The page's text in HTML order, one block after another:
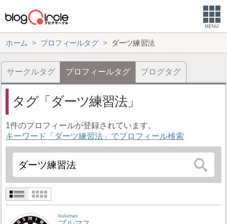
MENU
ホーム プロフィールタグ ダーツ練習法
サークルタグ プロフィールタグ ブログタグ
タグ ダーツ練習法
1件のプロフィールが登録されています。
キーワード「ダーツ練習法」でプロフィール検索
bulumas